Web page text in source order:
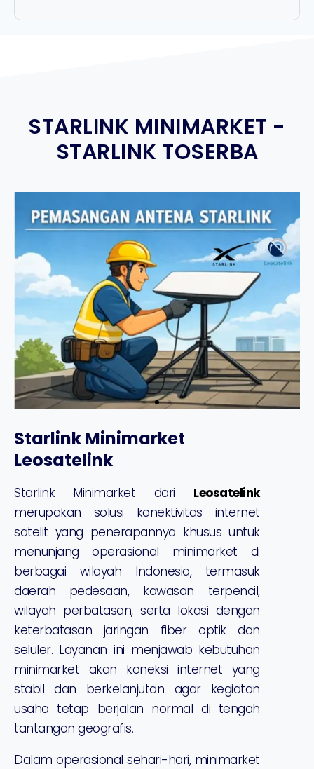
STARLINK MINIMARKET -
STARLINK TOSERBA
Starlink Minimarket
Leosatelink
Starlink Minimarket dari Leosatelink
merupakan solusi konektivitas internet
satelit yang penerapannya khusus untuk
menunjang operasional minimarket di
berbagai wilayah Indonesia, termasuk
daerah pedesaan, kawasan terpencil,
wilayah perbatasan, serta lokasi dengan
keterbatasan jaringan fiber optik dan
seluler. Layanan ini menjawab kebutuhan
minimarket akan koneksi internet yang
stabil dan berkelanjutan agar kegiatan
usaha tetap berjalan normal di tengah
tantangan geografis.
Dalam operasional sehari-hari, minimarket